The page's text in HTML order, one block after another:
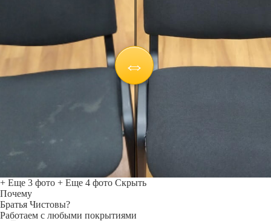
+ Еще 3 фото + Еще 4 фото Скрыть
Почему
Братья Чистовы?
Работаем с любыми покрытиями